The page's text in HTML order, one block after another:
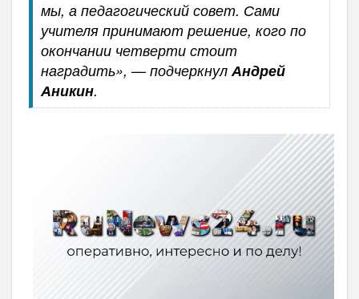
мы, а педагогический совет. Сами
учителя принимают решение, кого по
окончании четверти стоит
наградить», — подчеркнулАндрей
Аникин.